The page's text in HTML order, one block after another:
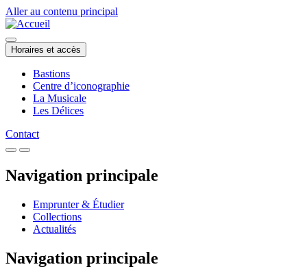
Aller au contenu principal
Horaires et accès
Bastions
Centre d’iconographie
La Musicale
Les Délices
Contact
Navigation principale
Emprunter & Étudier
Collections
Actualités
Navigation principale